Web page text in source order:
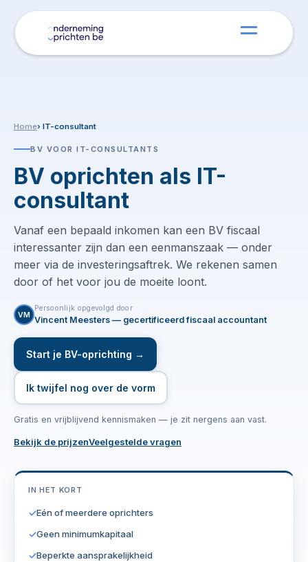
Home› IT-consultant
BV VOOR IT-CONSULTANTS
BV oprichten als IT-
consultant
Vanaf een bepaald inkomen kan een BV fiscaal
interessanter zijn dan een eenmanszaak — onder
meer via de investeringsaftrek. We rekenen samen
door of het voor jou de moeite loont.
VM
Persoonlijk opgevolgd door
Vincent Meesters — gecertificeerd fiscaal accountant
Start je BV-oprichting →
Ik twijfel nog over de vorm
Gratis en vrijblijvend kennismaken — je zit nergens aan vast.
Bekijk de prijzenVeelgestelde vragen
IN HET KORT
✓Eén of meerdere oprichters
✓Geen minimumkapitaal
✓Beperkte aansprakelijkheid